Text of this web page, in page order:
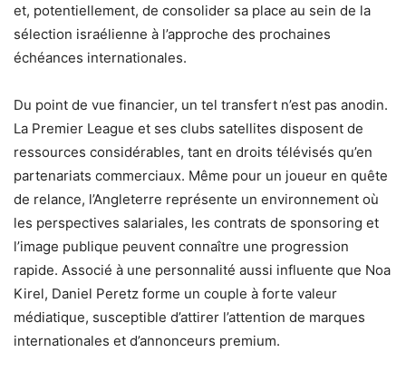
et, potentiellement, de consolider sa place au sein de la
sélection israélienne à l’approche des prochaines
échéances internationales.
Du point de vue financier, un tel transfert n’est pas anodin.
La Premier League et ses clubs satellites disposent de
ressources considérables, tant en droits télévisés qu’en
partenariats commerciaux. Même pour un joueur en quête
de relance, l’Angleterre représente un environnement où
les perspectives salariales, les contrats de sponsoring et
l’image publique peuvent connaître une progression
rapide. Associé à une personnalité aussi influente que Noa
Kirel, Daniel Peretz forme un couple à forte valeur
médiatique, susceptible d’attirer l’attention de marques
internationales et d’annonceurs premium.